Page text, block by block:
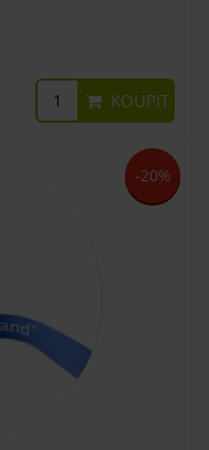
KOUPIT
-20%